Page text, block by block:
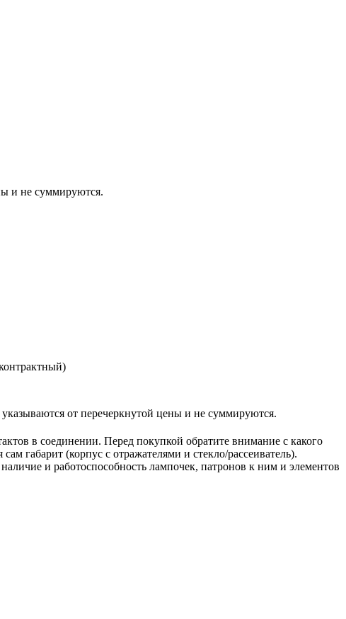
не суммируются.
от перечеркнутой цены и не суммируются.
в соединении. Перед покупкой обратите внимание с какого
габарит (корпус с отражателями и стекло/рассеиватель).
и работоспособность лампочек, патронов к ним и элементов